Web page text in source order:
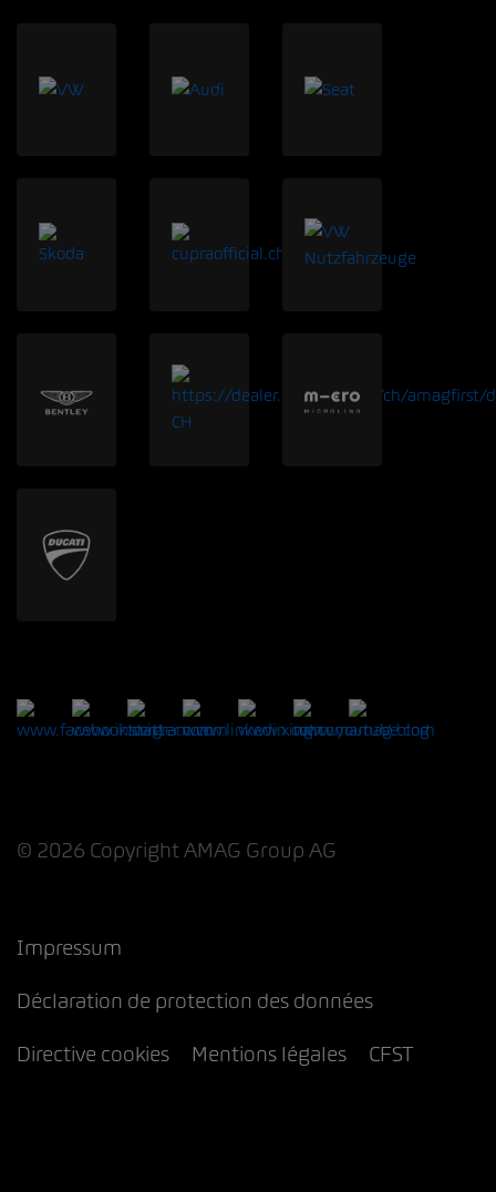
© 2026 Copyright AMAG Group AG
Impressum
Déclaration de protection des données
Directive cookies Mentions légales CFST